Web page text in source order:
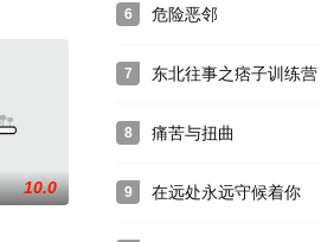
10.0
6 危险恶邻
7 东北往事之痞子训练营
8 痛苦与扭曲
9 在远处永远守候着你